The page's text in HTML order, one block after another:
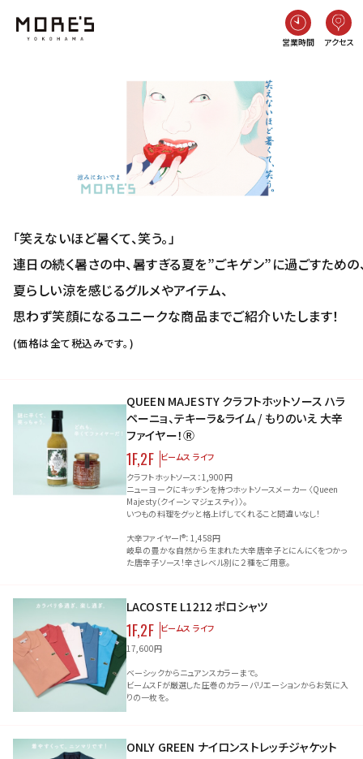
営業時間 アクセス
「笑えないほど暑くて、笑う。」
連日の続く暑さの中、暑すぎる夏を”ごキゲン”に過ごすための
夏らしい涼を感じるグルメやアイテム、
思わず笑顔になるユニークな商品までご紹介いたします！
(価格は全て税込みです。)
QUEEN MAJESTY クラフトホットソース ハラ
ペーニョ、テキーラ&ライム / もりのいえ 大辛
ファイヤー！Ⓡ
1F,2F
ビームス ライフ
クラフトホットソース：1,900円
ニューヨークにキッチンを持つホットソースメーカー 〈Queen
Majesty（クイーン マジェスティ）〉。
いつもの料理をグッと格上げしてくれること間違いなし！
大辛ファイヤー!®：1,458円
岐阜の豊かな自然から生まれた大辛唐辛子とにんにくをつかっ
た唐辛子ソース！辛さレベル別に２種をご用意。
LACOSTE L1212 ポロシャツ
1F,2F
ビームス ライフ
17,600円
ベーシックからニュアンスカラーまで。
ビームスFが厳選した圧巻のカラーバリエーションからお気に入
りの一枚を。
ONLY GREEN ナイロンストレッチジャケット